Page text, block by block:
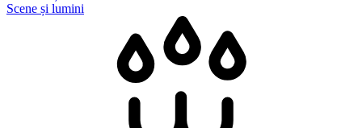
Scene și lumini